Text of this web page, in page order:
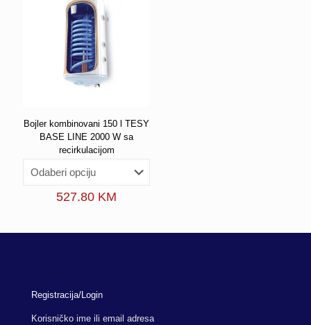
Bojler kombinovani 150 l TESY
BASE LINE 2000 W sa
recirkulacijom
527.80 KM
Registracija/Login
Korisničko ime ili email adresa